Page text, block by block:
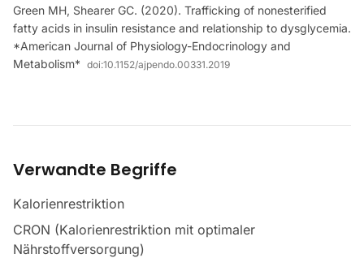
Green MH, Shearer GC. (2020). Trafficking of nonesterified
fatty acids in insulin resistance and relationship to dysglycemia.
*American Journal of Physiology-Endocrinology and
Metabolism* doi:10.1152/ajpendo.00331.2019
Verwandte Begriffe
Kalorienrestriktion
CRON (Kalorienrestriktion mit optimaler
Nährstoffversorgung)